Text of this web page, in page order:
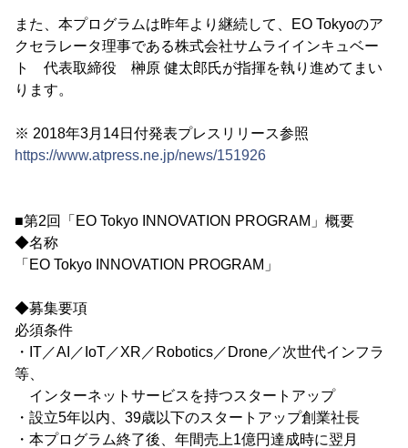
また、本プログラムは昨年より継続して、EO Tokyoのア
クセラレータ理事である株式会社サムライインキュベー
ト 代表取締役 榊原 健太郎氏が指揮を執り進めてまい
ります。
※ 2018年3月14日付発表プレスリリース参照
https://www.atpress.ne.jp/news/151926
■第2回「EO Tokyo INNOVATION PROGRAM」概要
◆名称
「EO Tokyo INNOVATION PROGRAM」
◆募集要項
必須条件
・IT／AI／IoT／XR／Robotics／Drone／次世代インフラ
等、
インターネットサービスを持つスタートアップ
・設立5年以内、39歳以下のスタートアップ創業社長
・本プログラム終了後、年間売上1億円達成時に翌月